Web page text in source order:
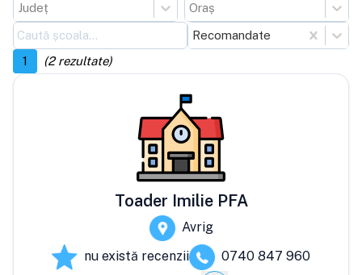
Județ
Oraș
Recomandate
1
(2rezultate)
Toader Imilie PFA
Avrig
nu există recenzii
0740 847 960